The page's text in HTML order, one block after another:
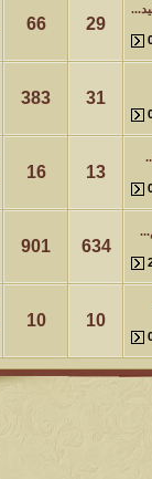
29
66
31
383
13
16
634
901
10
10